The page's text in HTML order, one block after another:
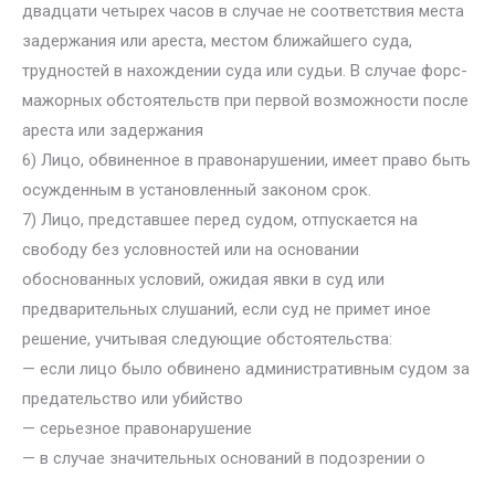
двадцати четырех часов в случае не соответствия места
задержания или ареста, местом ближайшего суда,
трудностей в нахождении суда или судьи. В случае форс-
мажорных обстоятельств при первой возможности после
ареста или задержания
6) Лицо, обвиненное в правонарушении, имеет право быть
осужденным в установленный законом срок.
7) Лицо, представшее перед судом, отпускается на
свободу без условностей или на основании
обоснованных условий, ожидая явки в суд или
предварительных слушаний, если суд не примет иное
решение, учитывая следующие обстоятельства:
— если лицо было обвинено административным судом за
предательство или убийство
— серьезное правонарушение
— в случае значительных оснований в подозрении о